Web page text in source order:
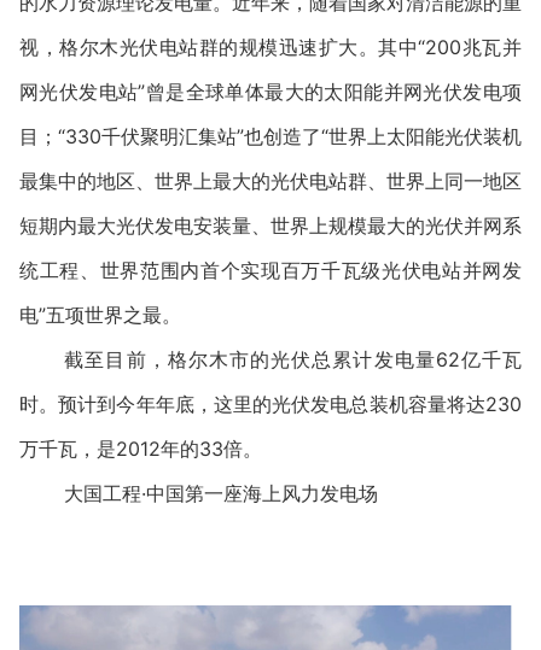
视，格尔木光伏电站群的规模迅速扩大。其中“200兆瓦并
网光伏发电站”曾是全球单体最大的太阳能并网光伏发电项
目；“330千伏聚明汇集站”也创造了“世界上太阳能光伏装机
最集中的地区、世界上最大的光伏电站群、世界上同一地区
短期内最大光伏发电安装量、世界上规模最大的光伏并网系
统工程、世界范围内首个实现百万千瓦级光伏电站并网发
电”五项世界之最。
截至目前，格尔木市的光伏总累计发电量62亿千瓦
时。预计到今年年底，这里的光伏发电总装机容量将达230
万千瓦，是2012年的33倍。
大国工程·中国第一座海上风力发电场